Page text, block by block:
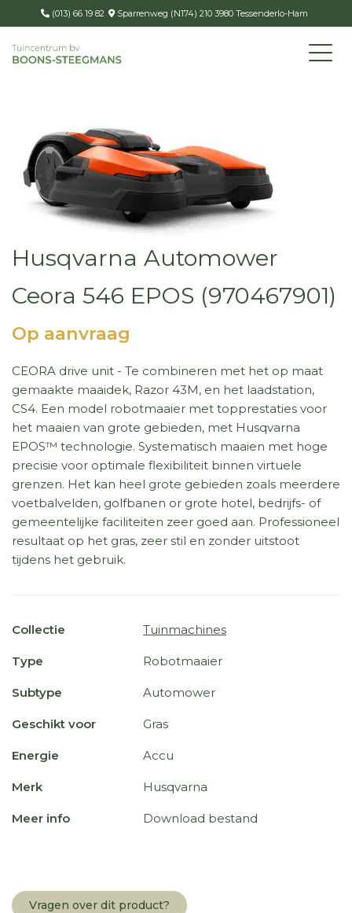
(013) 66 19 82 Sparrenweg (N174) 210 3980 Tessenderlo-Ham
Husqvarna Automower
Ceora 546 EPOS (970467901)
Op aanvraag
CEORA drive unit - Te combineren met het op maat
gemaakte maaidek, Razor 43M, en het laadstation,
CS4. Een model robotmaaier met topprestaties voor
het maaien van grote gebieden, met Husqvarna
EPOS™ technologie. Systematisch maaien met hoge
precisie voor optimale flexibiliteit binnen virtuele
grenzen. Het kan heel grote gebieden zoals meerdere
voetbalvelden, golfbanen or grote hotel, bedrijfs- of
gemeentelijke faciliteiten zeer goed aan. Professioneel
resultaat op het gras, zeer stil en zonder uitstoot
tijdens het gebruik.
Collectie Tuinmachines
Type Robotmaaier
Subtype Automower
Geschikt voor Gras
Energie Accu
Merk Husqvarna
Meer info Download bestand
Vragen over dit product?